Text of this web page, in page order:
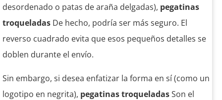
desordenado o patas de araña delgadas), pegatinas
troqueladas De hecho, podría ser más seguro. El
reverso cuadrado evita que esos pequeños detalles se
doblen durante el envío.
Sin embargo, si desea enfatizar la forma en sí (como un
logotipo en negrita), pegatinas troqueladasSon el